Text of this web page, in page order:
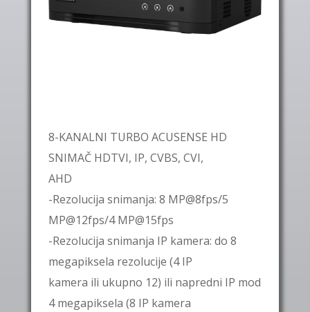
8-KANALNI TURBO ACUSENSE HD
SNIMAČ HDTVI, IP, CVBS, CVI,
AHD
-Rezolucija snimanja: 8 MP@8fps/5
MP@12fps/4 MP@15fps
-Rezolucija snimanja IP kamera: do 8
megapiksela rezolucije (4 IP
kamera ili ukupno 12) ili napredni IP mod
4 megapiksela (8 IP kamera